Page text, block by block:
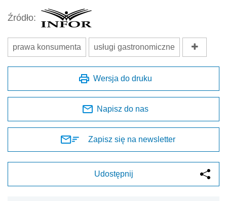
Źródło:
prawa konsumenta usługi gastronomiczne
Wersja do druku
Napisz do nas
Zapisz się na newsletter
Udostępnij